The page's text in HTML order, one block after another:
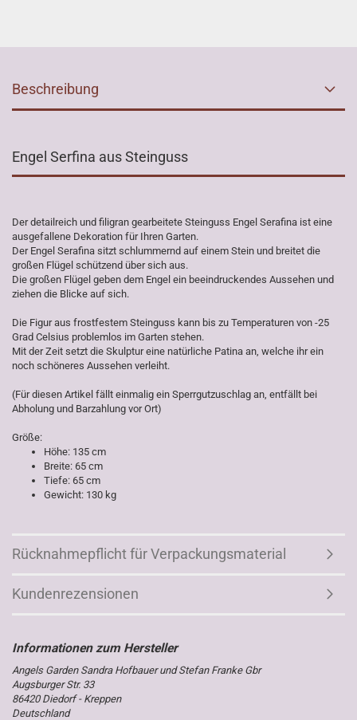
Beschreibung
Engel Serfina aus Steinguss
Der detailreich und filigran gearbeitete Steinguss Engel Serafina ist eine
ausgefallene Dekoration für Ihren Garten.
Der Engel Serafina sitzt schlummernd auf einem Stein und breitet die
großen Flügel schützend über sich aus.
Die großen Flügel geben dem Engel ein beeindruckendes Aussehen und
ziehen die Blicke auf sich.
Die Figur aus frostfestem Steinguss kann bis zu Temperaturen von -25
Grad Celsius problemlos im Garten stehen.
Mit der Zeit setzt die Skulptur eine natürliche Patina an, welche ihr ein
noch schöneres Aussehen verleiht.
(Für diesen Artikel fällt einmalig ein Sperrgutzuschlag an, entfällt bei
Abholung und Barzahlung vor Ort)
Größe:
Höhe: 135 cm
Breite: 65 cm
Tiefe: 65 cm
Gewicht: 130 kg
Rücknahmepflicht für Verpackungsmaterial
Kundenrezensionen
Angels Garden Sandra Hofbauer und Stefan Franke Gbr
Augsburger Str. 33
86420 Diedorf - Kreppen
Deutschland